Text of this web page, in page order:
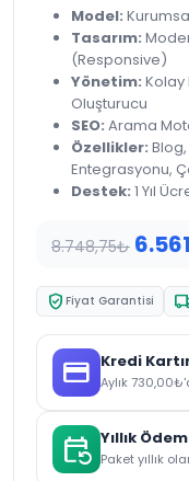
Model:
Tasarım:
(Responsive)
Yönetim: Kolay
Oluşturucu
SEO: Arama
Özellikler:
Entegrasyonu,
Destek: 1 Yıl
8.748,75₺
verified_user Fiyat Garantisi
credit_card Kredi
Aylık730,00₺
event_repeat Yıllık
Paket yıllık